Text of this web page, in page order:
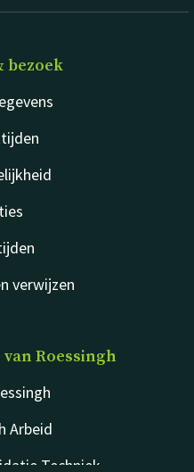
bezoek
verwijzen
Roessingh
Techniek
Arbeid